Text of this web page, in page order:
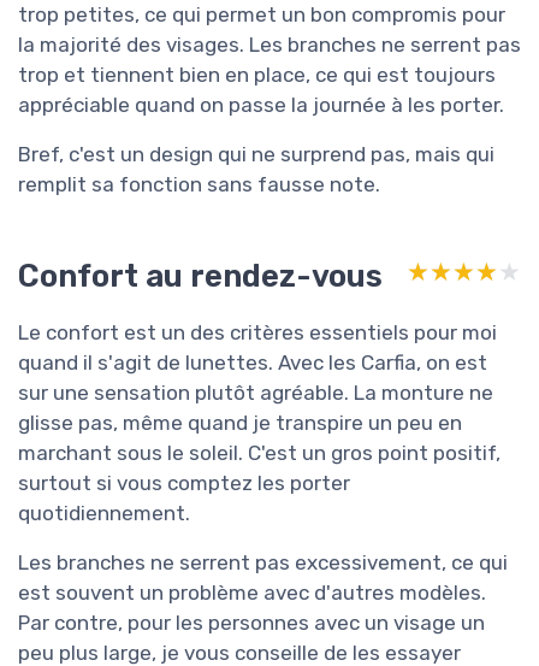
trop petites, ce qui permet un bon compromis pour
la majorité des visages. Les branches ne serrent pas
trop et tiennent bien en place, ce qui est toujours
appréciable quand on passe la journée à les porter.
Bref, c'est un design qui ne surprend pas, mais qui
remplit sa fonction sans fausse note.
Confort au rendez-vous ★★★★★
★★★★★
Le confort est un des critères essentiels pour moi
quand il s'agit de lunettes. Avec les Carfia, on est
sur une sensation plutôt agréable. La monture ne
glisse pas, même quand je transpire un peu en
marchant sous le soleil. C'est un gros point positif,
surtout si vous comptez les porter
quotidiennement.
Les branches ne serrent pas excessivement, ce qui
est souvent un problème avec d'autres modèles.
Par contre, pour les personnes avec un visage un
peu plus large, je vous conseille de les essayer